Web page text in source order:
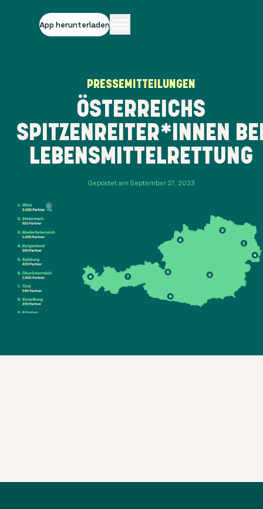
App herunterladen
PRESSEMITTEILUNGEN
ÖSTERREICHS
SPITZENREITER*INNEN
LEBENSMITTELRETTUNG
Gepostet am September 27, 2023